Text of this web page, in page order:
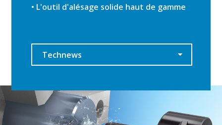
• L'outil d'alésage solide haut de gamme
Technews